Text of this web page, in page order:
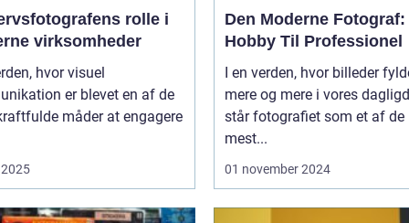
rolle i
virksomheder
hvor visuel
er blevet en af de
måder at engagere
Den Moderne Fotograf:
Hobby Til Professionel
I en verden, hvor billeder
mere og mere i vores
står fotografiet som et af de
mest...
01 november 2024